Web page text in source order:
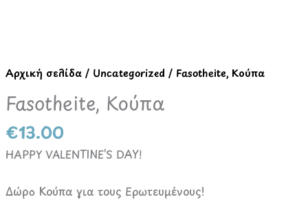
Αρχική σελίδα / Uncategorized / Fasotheite, Κούπα
Fasotheite, Κούπα
€13.00
HAPPY VALENTINE’S DAY!
Δώρο Κούπα για τους Ερωτευμένους!
ποσότητα